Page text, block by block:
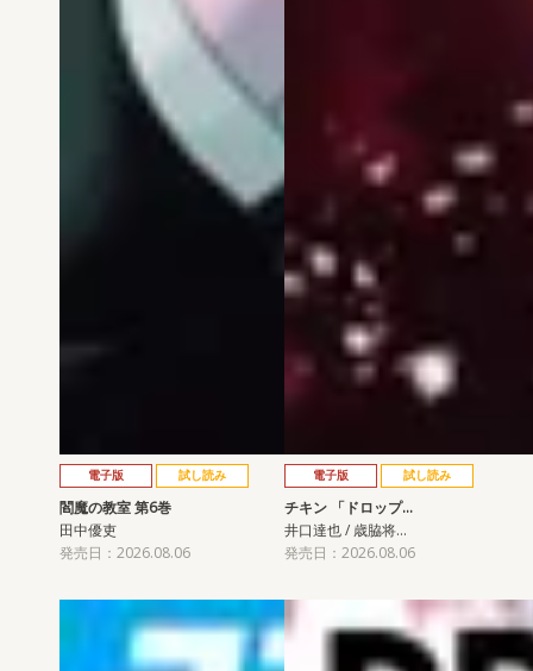
電子版 試し読み
閻魔の教室 第6巻
田中優吏
発売日：2026.08.06
電子版 試し読み
チキン 「ドロップ…
井口達也 / 歳脇将…
発売日：2026.08.06